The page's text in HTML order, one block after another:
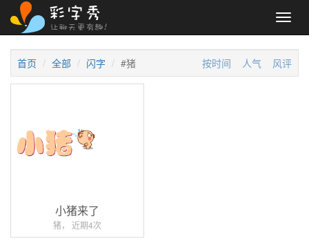
首页 全部 闪字 #猪 按时间 人气 风评
小猪来了
猪， 近期4次